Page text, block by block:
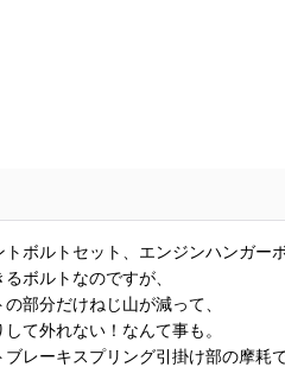
ボルトセット、エンジンハンガー
ボルトなのですが、
部分だけねじ山が減って、
て外れない！なんて事も。
レーキスプリング引掛け部の摩耗で